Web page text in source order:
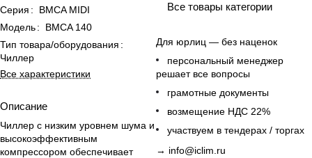
Серия :
BMCA MIDI
Модель:
BMCA 140
Тип товара/оборудования :
Чиллер
Все характеристики
Описание
Чиллер с низким уровнем шума и
высокоэффективным
компрессором обеспечивает
Все товары категории
Для юрлиц — без наценок
персональный менеджер
решает все вопросы
грамотные документы
возмещение НДС 22%
участвуем в тендерах / торгах
→ info@iclim.ru